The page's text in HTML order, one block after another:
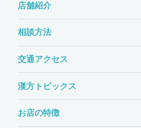
店舗紹介
相談方法
交通アクセス
漢方トピックス
お店の特徴